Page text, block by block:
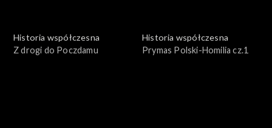
Historia współczesna
Z drogi do Poczdamu
Historia współczesna
Prymas Polski-Homilia cz.1